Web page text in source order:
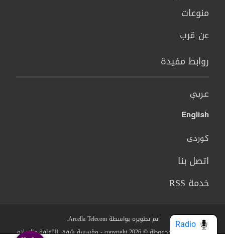
منوعات
عن قرب
روابط مفيدة
عربي
English
کوردی
اتصل بنا
خدمة RSS
تم تطويره بواسطة Arcella Telecom.
جميع الحقوق محفوظة © copyright 2026 - مؤسسة شفق للثقافة والاعلام
Radio